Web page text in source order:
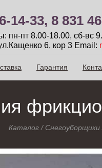
14-33, 8 831
пн-пт 8.00-18.00, сб-вc
6, кор 3 Email:
Гарантия
Каталог/ Снегоуборщики